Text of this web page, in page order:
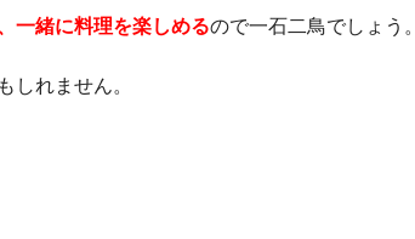
一緒に料理を楽しめるので一石二鳥でしょう。
しれません。